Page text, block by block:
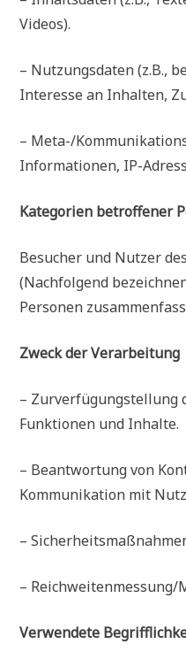
Videos).
– Nutzungsdaten (z.B.,
Interesse an Inhalten,
– Meta-/
Informationen, IP-
Kategorien betroffener
Besucher und Nutzer
(Nachfolgend
Personen
Zweck der Verarbeitung
– Zurverfügungstellung
Funktionen und Inhalte.
– Beantwortung von
Kommunikation mit
–
– Reichweitenmessung/
Verwendete